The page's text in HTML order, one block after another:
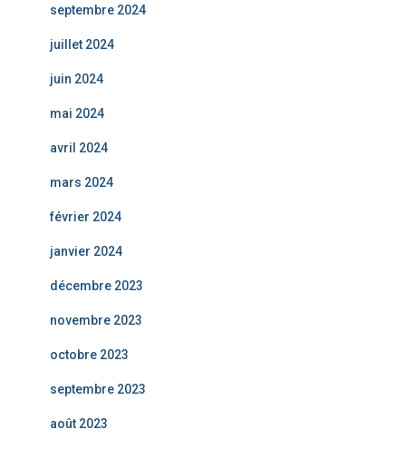
septembre 2024
juillet 2024
juin 2024
mai 2024
avril 2024
mars 2024
février 2024
janvier 2024
décembre 2023
novembre 2023
octobre 2023
septembre 2023
août 2023